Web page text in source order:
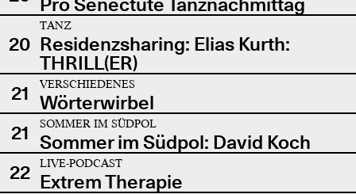
20
TANZ
Residenzsharing: Elias Kurth:
THRILL(ER)
21
VERSCHIEDENES
Wörterwirbel
21
SOMMER IM SÜDPOL
Sommer im Südpol: David Koch
22
LIVE-PODCAST
Extrem Therapie